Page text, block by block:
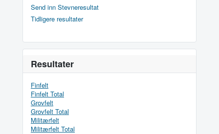
Send inn Stevneresultat
Tidligere resultater
Resultater
Finfelt
Finfelt Total
Grovfelt
Grovfelt Total
Militærfelt
Militærfelt Total